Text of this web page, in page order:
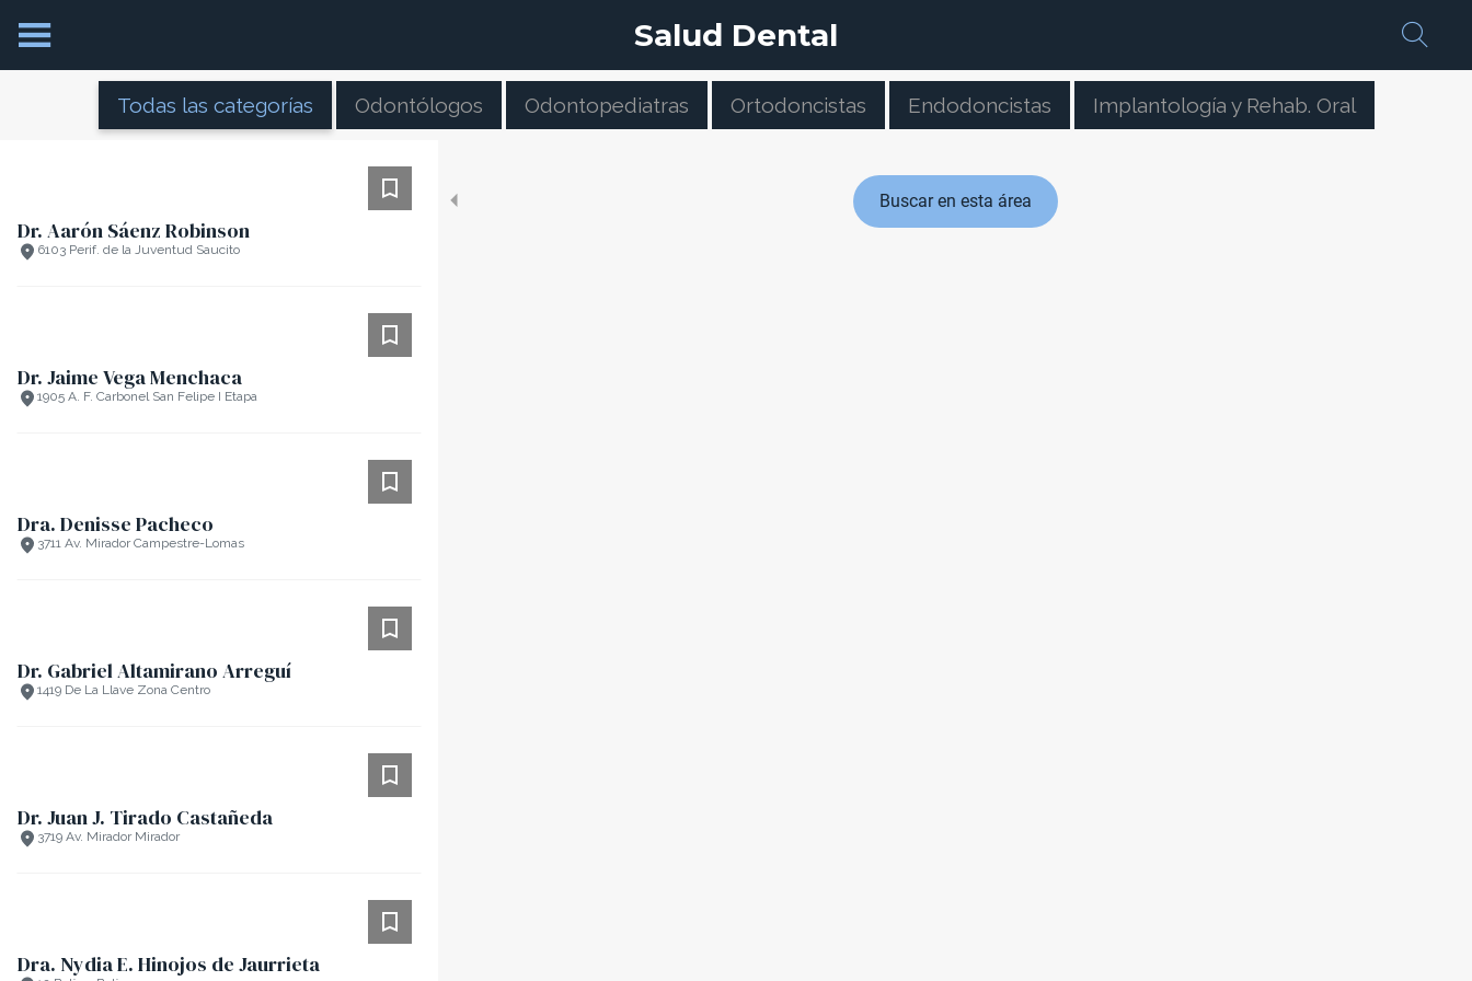
Salud Dental
Todas las categorías Odontólogos Odontopediatras Ortodoncistas Endodoncistas Implantología y Rehab. Oral
Dr. Aarón Sáenz Robinson
6103 Perif. de la Juventud Saucito
Dr. Jaime Vega Menchaca
1905 A. F. Carbonel San Felipe I Etapa
Dra. Denisse Pacheco
3711 Av. Mirador Campestre-Lomas
Dr. Gabriel Altamirano Arreguí
1419 De La Llave Zona Centro
Dr. Juan J. Tirado Castañeda
3719 Av. Mirador Mirador
Dra. Nydia E. Hinojos de Jaurrieta
Buscar en esta área